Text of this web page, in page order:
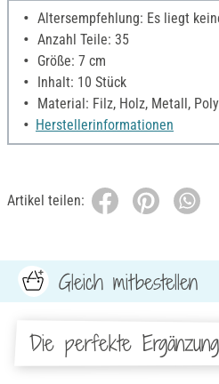
Altersempfehlung: Es liegt
Anzahl Teile: 35
Größe: 7 cm
Inhalt: 10 Stück
Material: Filz, Holz, Metall,
Herstellerinformationen
Artikel teilen:
Gleich mitbestellen
Die perfekte